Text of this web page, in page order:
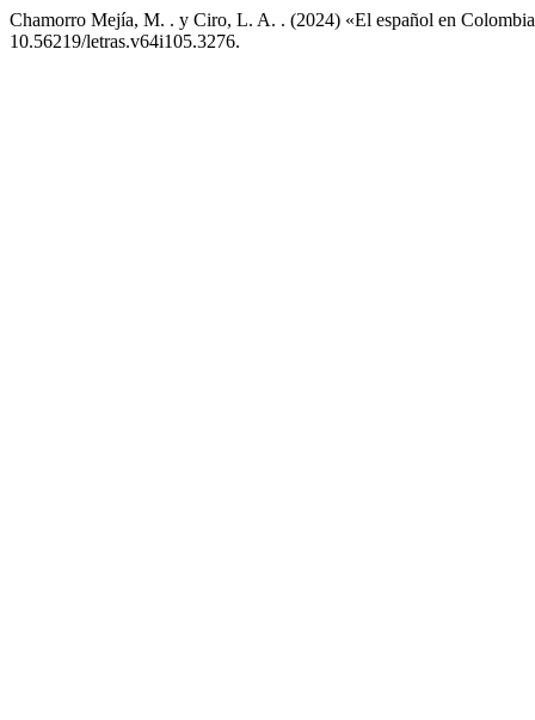
Chamorro Mejía, M. . y Ciro, L. A. . (2024) «El español en
10.56219/letras.v64i105.3276.